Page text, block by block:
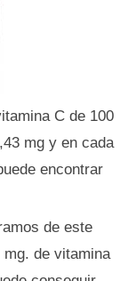
C de 100
mg y en cada
encontrar
de este
de vitamina